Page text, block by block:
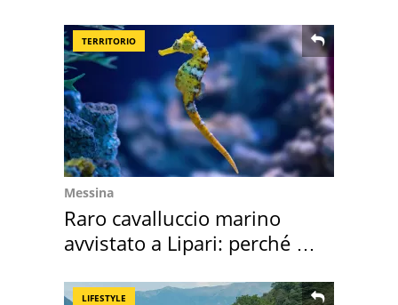
TERRITORIO
Messina
Raro cavalluccio marino
avvistato a Lipari: perché è
LIFESTYLE